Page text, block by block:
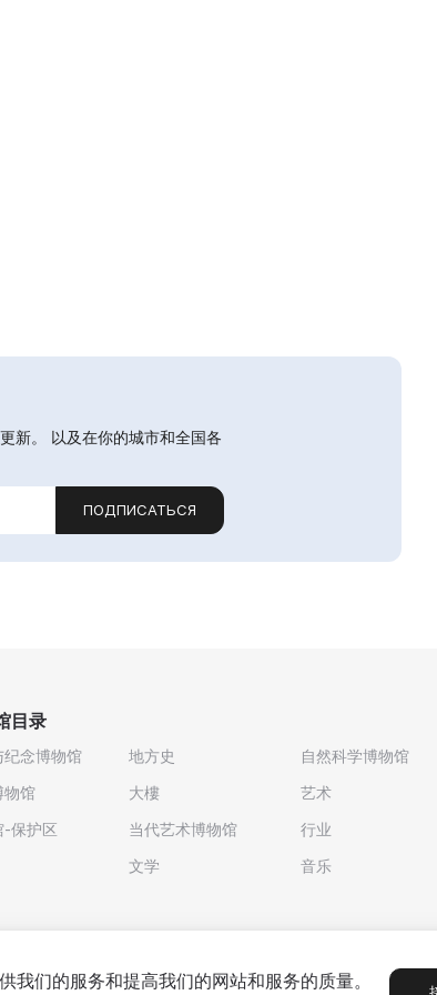
新。 以及在你的城市和全国各
ПОДПИСАТЬСЯ
目录
纪念博物馆
物馆
-保护区
地方史
大樓
当代艺术博物馆
文学
自然科学博物馆
艺术
行业
音乐
我们的服务和提高我们的网站和服务的质量。